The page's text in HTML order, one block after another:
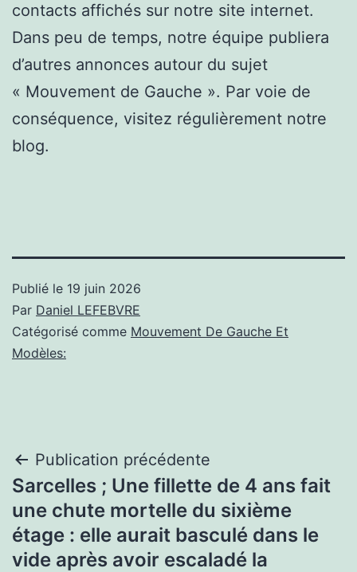
contacts affichés sur notre site internet.
Dans peu de temps, notre équipe publiera
d’autres annonces autour du sujet
« Mouvement de Gauche ». Par voie de
conséquence, visitez régulièrement notre
blog.
Publié le 19 juin 2026
Par Daniel LEFEBVRE
Catégorisé comme Mouvement De Gauche Et
Modèles:
Navigation
de
l’article
Publication précédente
Sarcelles ; Une fillette de 4 ans fait
une chute mortelle du sixième
étage : elle aurait basculé dans le
vide après avoir escaladé la